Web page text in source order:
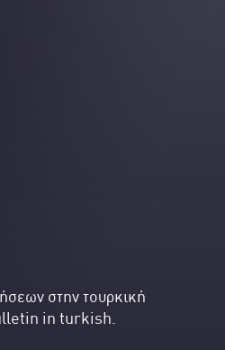
στην τουρκική
in turkish.